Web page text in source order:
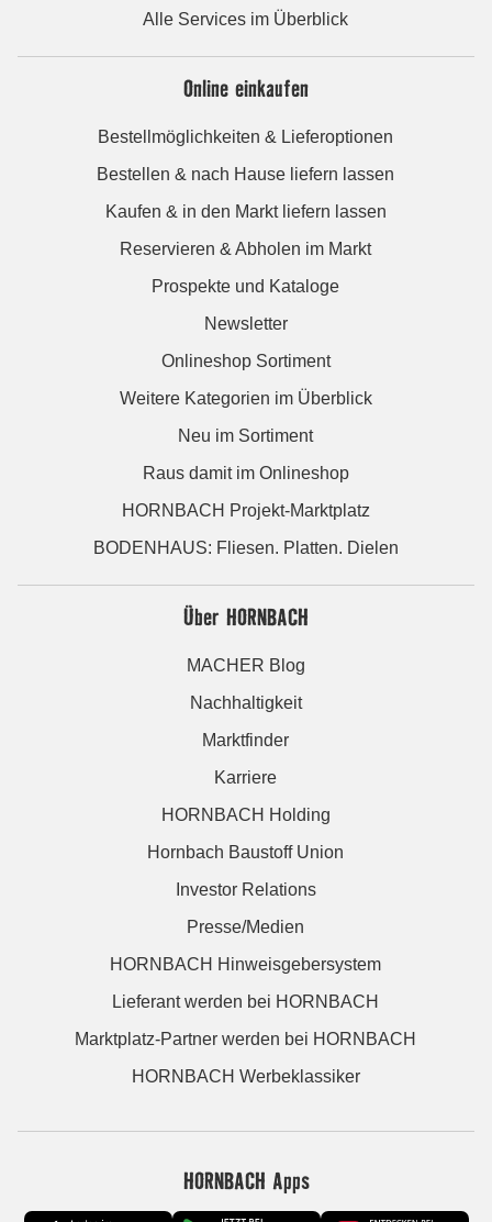
Alle Services im Überblick
Online einkaufen
Bestellmöglichkeiten & Lieferoptionen
Bestellen & nach Hause liefern lassen
Kaufen & in den Markt liefern lassen
Reservieren & Abholen im Markt
Prospekte und Kataloge
Newsletter
Onlineshop Sortiment
Weitere Kategorien im Überblick
Neu im Sortiment
Raus damit im Onlineshop
HORNBACH Projekt-Marktplatz
BODENHAUS: Fliesen. Platten. Dielen
Über HORNBACH
MACHER Blog
Nachhaltigkeit
Marktfinder
Karriere
HORNBACH Holding
Hornbach Baustoff Union
Investor Relations
Presse/Medien
HORNBACH Hinweisgebersystem
Lieferant werden bei HORNBACH
Marktplatz-Partner werden bei HORNBACH
HORNBACH Werbeklassiker
HORNBACH Apps